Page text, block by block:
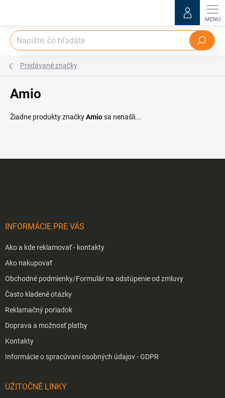
Hľadať
Predávané značky
Amio
Žiadne produkty značkyAmiosa nenašli...
INFORMÁCIE PRE VÁS
Ako a kde reklamovať - kontakty
Ako nakupovať
Obchodné podmienky/Formulár na odstúpenie od zmluvy
Často kladené otázky
Reklamačný poriadok
Doprava a možnosť platby
Kontakty
Informácie o spracúvaní osobných údajov - GDPR
UŽITOČNÉ LINKY